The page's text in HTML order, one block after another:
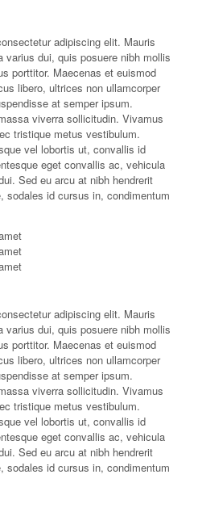
adipiscing elit. Mauris
varius dui, quis posuere nibh mollis
porttitor. Maecenas et euismod
libero, ultrices non ullamcorper
at semper ipsum.
viverra sollicitudin. Vivamus
tristique metus vestibulum.
vel lobortis ut, convallis id
eget convallis ac, vehicula
Sed eu arcu at nibh hendrerit
sodales id cursus in, condimentum
adipiscing elit. Mauris
varius dui, quis posuere nibh mollis
porttitor. Maecenas et euismod
libero, ultrices non ullamcorper
at semper ipsum.
viverra sollicitudin. Vivamus
tristique metus vestibulum.
vel lobortis ut, convallis id
eget convallis ac, vehicula
Sed eu arcu at nibh hendrerit
sodales id cursus in, condimentum